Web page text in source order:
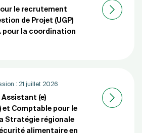
le recrutement
de Projet (UGP)
pour la coordination
: 21 juillet 2026
Assistant (e)
Comptable pour le
Stratégie régionale
alimentaire en